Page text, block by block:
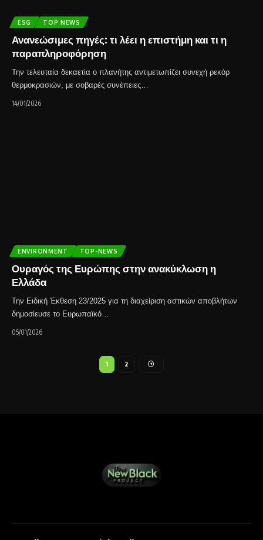
ESG TOP NEWS
Ανανεώσιμες πηγές: τι λέει η επιστήμη και τι η
παραπληροφόρηση
Την τελευταία δεκαετία ο πλανήτης αντιμετωπίζει συνεχή ρεκόρ
θερμοκρασιών, με σοβαρές συνέπειες…
14/01/2026
ENVIRONMENT TOP-NEWS
Ουραγός της Ευρώπης στην ανακύκλωση η
Ελλάδα
Την Ειδική Έκθεση 23/2025 για τη διαχείριση αστικών αποβλήτων
δημοσίευσε το Ευρωπαϊκό…
05/01/2026
1 2